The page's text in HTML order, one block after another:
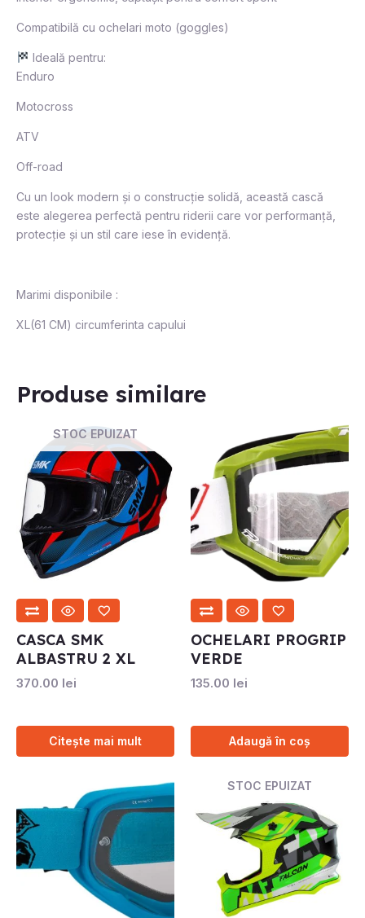
Compatibilă cu ochelari moto (goggles)
Ideală pentru:
Enduro
Motocross
ATV
Off-road
Cu un look modern și o construcție solidă, această cască
este alegerea perfectă pentru riderii care vor performanță,
protecție și un stil care iese în evidență.
Marimi disponibile :
XL(61 CM) circumferinta capului
Produse similare
STOC EPUIZAT
CASCA SMK
ALBASTRU 2 XL
370.00 lei
Citește mai mult
OCHELARI PROGRIP
VERDE
135.00 lei
Adaugă în coș
STOC EPUIZAT